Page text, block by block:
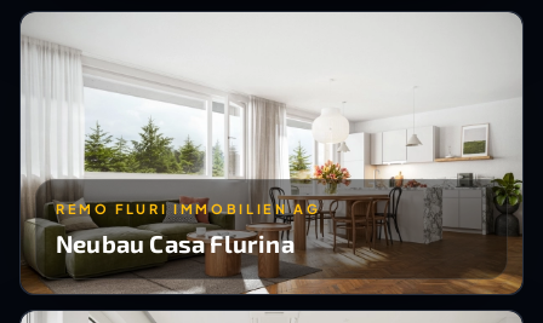
REMO FLURI IMMOBILIEN AG
Neubau Casa Flurina